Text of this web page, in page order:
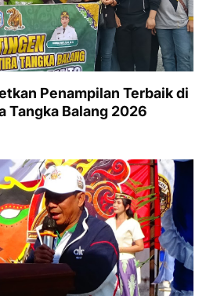
Penampilan Terbaik di
Tangka Balang 2026